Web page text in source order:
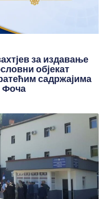
за издавање
објекат
садржајима
Фоча